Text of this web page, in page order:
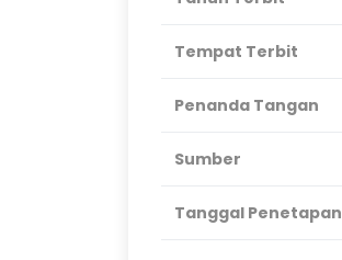
Tempat Terbit
Penanda Tangan
Sumber
Tanggal Penetapan